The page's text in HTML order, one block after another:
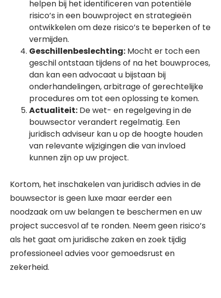
helpen bij het identificeren van potentiële
risico’s in een bouwproject en strategieën
ontwikkelen om deze risico’s te beperken of te
vermijden.
Geschillenbeslechting: Mocht er toch een
geschil ontstaan tijdens of na het bouwproces,
dan kan een advocaat u bijstaan bij
onderhandelingen, arbitrage of gerechtelijke
procedures om tot een oplossing te komen.
Actualiteit: De wet- en regelgeving in de
bouwsector verandert regelmatig. Een
juridisch adviseur kan u op de hoogte houden
van relevante wijzigingen die van invloed
kunnen zijn op uw project.
Kortom, het inschakelen van juridisch advies in de
bouwsector is geen luxe maar eerder een
noodzaak om uw belangen te beschermen en uw
project succesvol af te ronden. Neem geen risico’s
als het gaat om juridische zaken en zoek tijdig
professioneel advies voor gemoedsrust en
zekerheid.